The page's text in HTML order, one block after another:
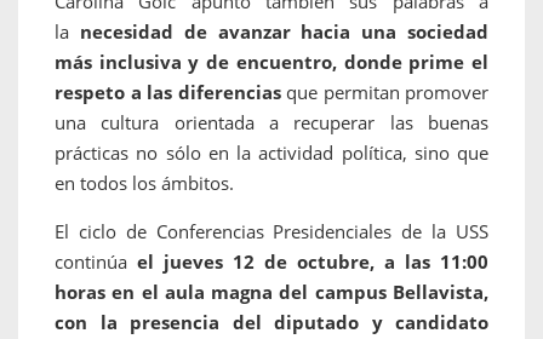
la necesidad de avanzar hacia una sociedad
más inclusiva y de encuentro, donde prime el
respeto a las diferenciasque permitan promover
una cultura orientada a recuperar las buenas
prácticas no sólo en la actividad política, sino que
en todos los ámbitos.
El ciclo de Conferencias Presidenciales de la USS
continúa el jueves 12 de octubre, a las 11:00
horas en el aula magna del campus Bellavista,
con la presencia del diputado y candidato